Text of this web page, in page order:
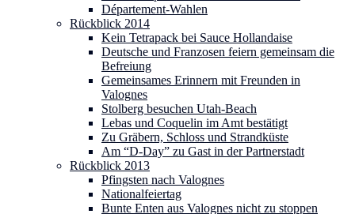
Département-Wahlen
Rückblick 2014
Kein Tetrapack bei Sauce Hollandaise
Deutsche und Franzosen feiern gemeinsam die
Befreiung
Gemeinsames Erinnern mit Freunden in
Valognes
Stolberg besuchen Utah-Beach
Lebas und Coquelin im Amt bestätigt
Zu Gräbern, Schloss und Strandküste
Am “D-Day” zu Gast in der Partnerstadt
Rückblick 2013
Pfingsten nach Valognes
Nationalfeiertag
Bunte Enten aus Valognes nicht zu stoppen